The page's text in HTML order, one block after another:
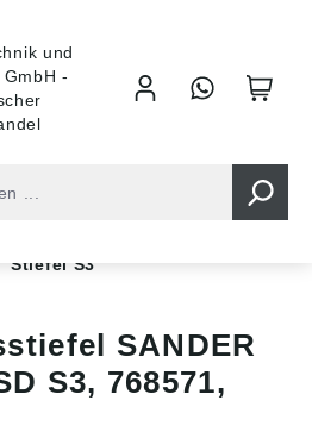
Stiefel S3
SANDER
S3, 768571,